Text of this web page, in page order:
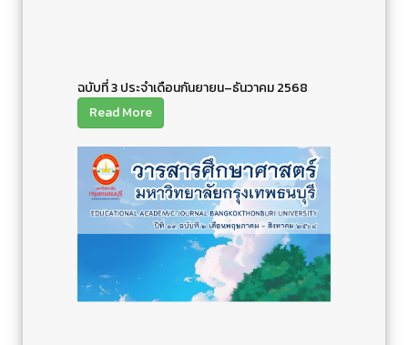
ฉบับที่ 3 ประจำเดือนกันยายน–ธันวาคม 2568
Read More